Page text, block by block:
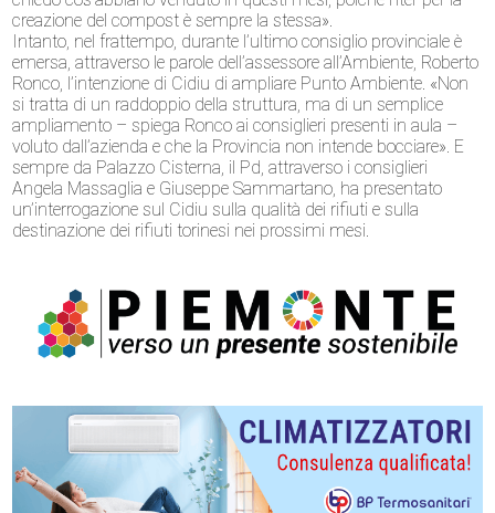
creazione del compost è sempre la stessa».
Intanto, nel frattempo, durante l’ultimo consiglio provinciale è
emersa, attraverso le parole dell’assessore all’Ambiente, Roberto
Ronco, l’intenzione di Cidiu di ampliare Punto Ambiente. «Non
si tratta di un raddoppio della struttura, ma di un semplice
ampliamento – spiega Ronco ai consiglieri presenti in aula –
voluto dall’azienda e che la Provincia non intende bocciare». E
sempre da Palazzo Cisterna, il Pd, attraverso i consiglieri
Angela Massaglia e Giuseppe Sammartano, ha presentato
un’interrogazione sul Cidiu sulla qualità dei rifiuti e sulla
destinazione dei rifiuti torinesi nei prossimi mesi.